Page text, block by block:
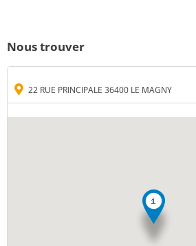
Nous trouver
22 RUE PRINCIPALE 36400 LE MAGNY